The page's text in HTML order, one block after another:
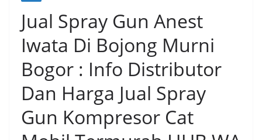
Jual Spray Gun Anest
Iwata Di Bojong Murni
Bogor : Info Distributor
Dan Harga Jual Spray
Gun Kompresor Cat